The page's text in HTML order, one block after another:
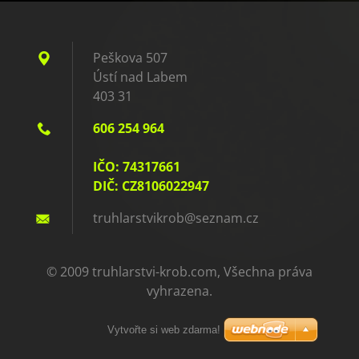
Peškova 507
Ústí nad Labem
403 31
606 254 964
IČO: 74317661
DIČ: CZ8106022947
truhlarstvikrob@seznam.cz
© 2009 truhlarstvi-krob.com, Všechna práva
vyhrazena.
Vytvořte si web zdarma!